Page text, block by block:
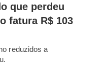
que perdeu
fatura R$ 103
reduzidos a